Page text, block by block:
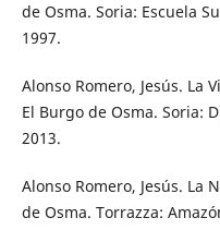
de Osma. Soria: Escuela
1997.
Alonso Romero, Jesús. La
El Burgo de Osma. Soria:
2013.
Alonso Romero, Jesús. La
de Osma. Torrazza: